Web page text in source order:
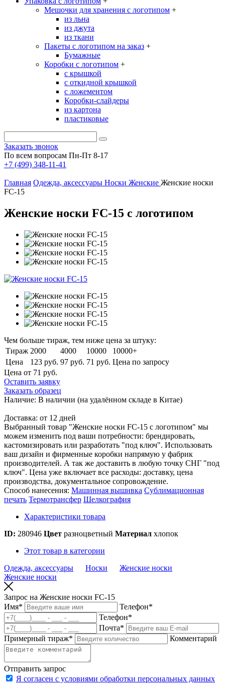
Мешочки для хранения с логотипом +
из льна
из джута
из ткани
Пакеты с логотипом на заказ +
Бумажные
Коробки с логотипом +
с крышкой
с откидной крышкой
с ложементом
Коробки-слайдеры
из картона
пластиковые
Заказать звонок
По всем вопросам Пн-Пт 8-17
+7 (499) 348-11-41
Главная Одежда, аксессуары Носки Женские Женские носки
FC-15
Женские носки FC-15 с логотипом
Чем больше тираж, тем ниже цена за штуку:
Тираж 2000 4000 10000
10000+
Цена
123 руб. 97 руб. 71 руб. Цена по запросу
Цена от 71 руб.
Оставить заявку
Заказать образец
Наличие: В наличии (на удалённом складе в Китае)
Доставка: от 12 дней
Выбранный товар "Женские носки FC-15 с логотипом" мы
можем изменить под ваши потребности: брендировать,
кастомизировать или разработать "под ключ". Использовать
ваш дизайн и фирменные коробки напрямую у фабрик
производителей. А так же доставить в любую точку СНГ "под
ключ". Цена уже включает все расходы: доставку, цена
производства, документальное сопровождение.
Способ нанесения: Машинная вышивка Сублимационная
печать Термотрансфер Шелкография
Характеристики товара
ID: 280946 Цвет разноцветный Материал хлопок
Этот товар в категории
Одежда, аксессуары
Носки
Женские носки
Женские носки
Запрос на Женские носки FC-15
Имя* Телефон*
Телефон*
Почта*
Примерный тираж* Комментарий
Отправить запрос
Я согласен с условиями обработки персональных данных